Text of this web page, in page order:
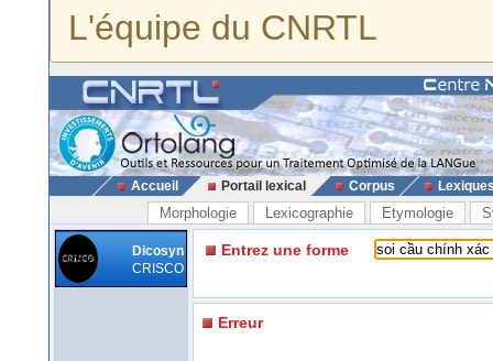
L'équipe du CNRTL
Accueil Portail lexical Corpus
Morphologie Lexicographie Etymologie
Dicosyn
CRISCO
Entrez une forme
Erreur